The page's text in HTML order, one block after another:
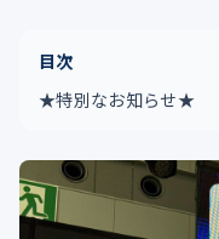
目次
★特別なお知らせ★